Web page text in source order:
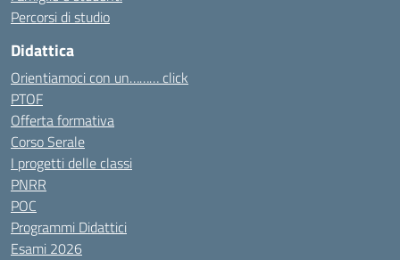
Percorsi di studio
Didattica
Orientiamoci con un……… click
PTOF
Offerta formativa
Corso Serale
I progetti delle classi
PNRR
POC
Programmi Didattici
Esami 2026